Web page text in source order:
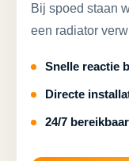
Bij spoed staan
een radiator
Snelle reactie
Directe
24/7 bereikbaar